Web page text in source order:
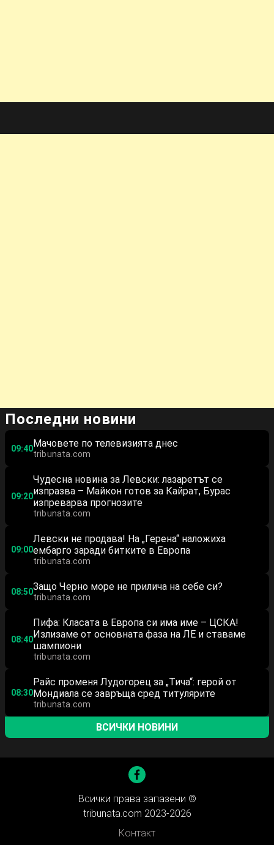
Последни новини
09:40Мачовете по телевизията днес
tribunata.com
09:20
Чудесна новина за Левски: лазаретът се
изпразва – Майкон готов за Кайрат, Бурас
изпреварва прогнозите
tribunata.com
09:00
Левски не продава! На „Герена“ наложиха
ембарго заради битките в Европа
tribunata.com
08:50Защо Черно море не прилича на себе си?
tribunata.com
08:40
Пифа: Класата в Европа си има име – ЦСКА!
Излизаме от основната фаза на ЛЕ и ставаме
шампиони
tribunata.com
08:30
Райс променя Лудогорец за „Тича“: герой от
Мондиала се завръща сред титулярите
tribunata.com
ВСИЧКИ НОВИНИ
Всички права запазени ©
tribunata.com 2023-2026
Контакт